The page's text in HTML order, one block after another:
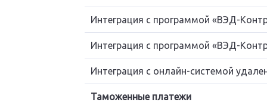
Интеграция с программой «ВЭД-
Интеграция с программой «ВЭД-
Интеграция с онлайн-системой
Таможенные платежи